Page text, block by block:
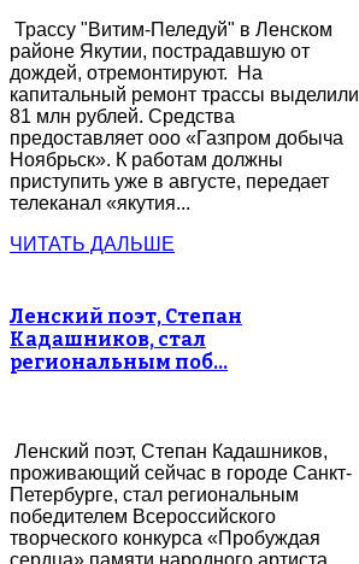
Трассу "Витим-Пеледуй" в Ленском
районе Якутии, пострадавшую от
дождей, отремонтируют. На
капитальный ремонт трассы выделили
81 млн рублей. Средства
предоставляет ооо «Газпром добыча
Ноябрьск». К работам должны
приступить уже в августе, передает
телеканал «якутия...
ЧИТАТЬ ДАЛЬШЕ
Ленский поэт, Степан
Кадашников, стал
региональным поб…
Ленский поэт, Степан Кадашников,
проживающий сейчас в городе Санкт-
Петербурге, стал региональным
победителем Всероссийского
творческого конкурса «Пробуждая
сердца» памяти народного артиста